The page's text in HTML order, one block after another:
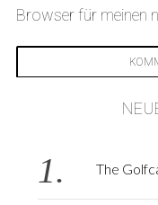
Browser für meinen
The